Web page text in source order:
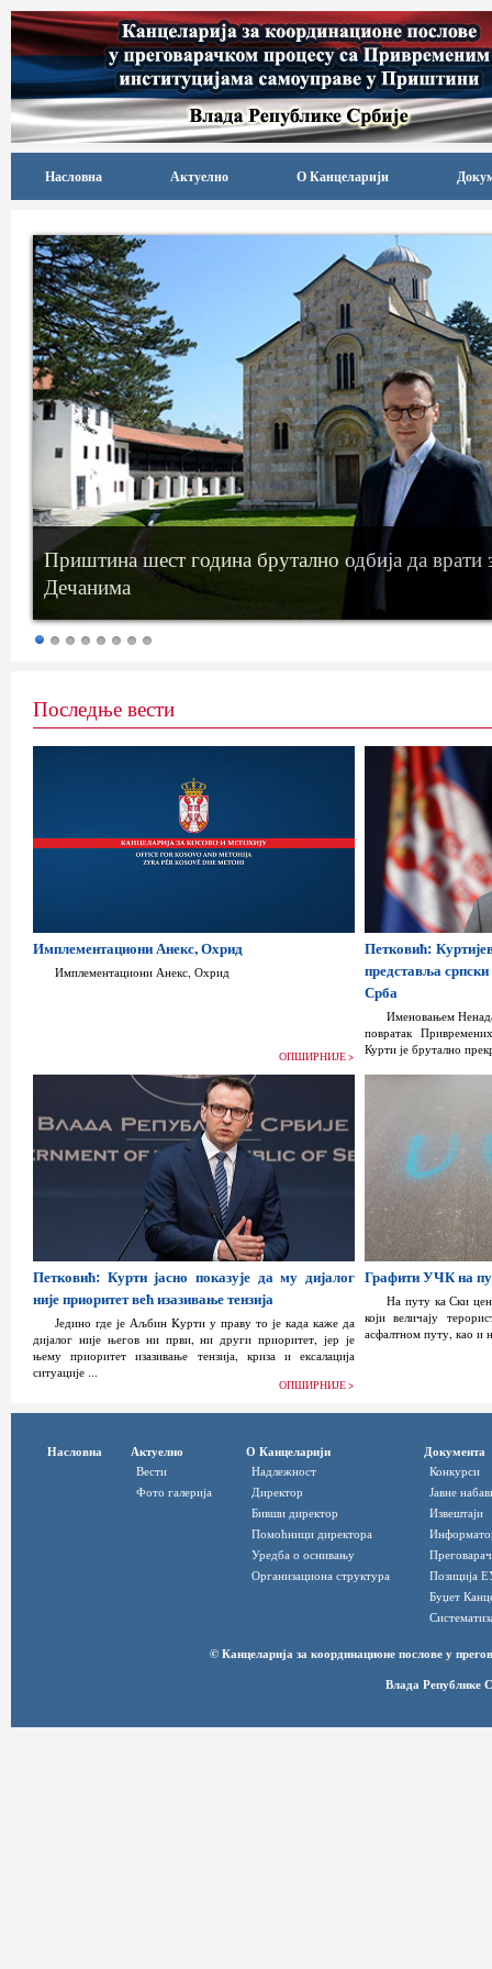
Насловна Актуелно О Канцеларији
Приштина шест година брутално одбија да
Дечанима
Последње вести
Имплементациони Анекс, Охрид
Имплементациони Анекс, Охрид
ОПШИРНИЈЕ >
Петковић:
представља
Срба
Именовањем
повратак
Курти је брутално
Петковић: Курти јасно показује да му дијалог
није приоритет већ изазивање тензија
Једино где је Аљбин Kурти у праву то је када каже да
дијалог није његов ни први, ни други приоритет, јер је
њему приоритет изазивање тензија, криза и ексалација
ситуације ...
ОПШИРНИЈЕ >
Графити УЧК на
На путу ка Ски
који величају
асфалтном путу, као и
Насловна Актуелно
Вести
Фото галерија
О Канцеларији
Надлежност
Директор
Бивши директор
Помоћници директора
Уредба о оснивању
Организациона структура
Документа
Конкурси
Јавне
Извештаји
Позиција
Буџет
© Канцеларија за координационе послове у
Влада Републике